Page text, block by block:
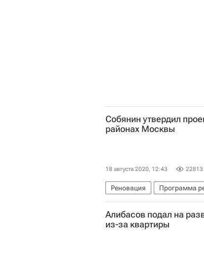
Собянин утвердил
районах Москвы
18 августа 2020, 12:43 22813
Реновация Программа
Правительство г. Москвы
Расселение пятиэтажек в
Алибасов подал на
из-за квартиры